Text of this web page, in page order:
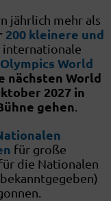
jährlich mehr als
200 kleinere und
internationale
World
nächsten World
2027 in
gehen.
für große
die Nationalen